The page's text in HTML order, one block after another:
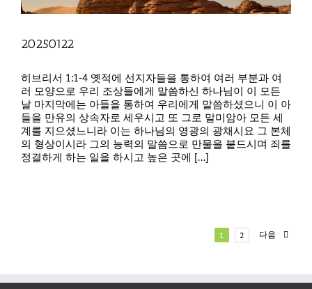
20250122
히브리서 1:1-4 옛적에 선지자들을 통하여 여러 부분과 여
러 모양으로 우리 조상들에게 말씀하신 하나님이 이 모든
날 마지막에는 아들을 통하여 우리에게 말씀하셨으니 이 아
들을 만유의 상속자로 세우시고 또 그로 말미암아 모든 세
계를 지으셨느니라 이는 하나님의 영광의 광채시요 그 본체
의 형상이시라 그의 능력의 말씀으로 만물을 붙드시며 죄를
정결하게 하는 일을 하시고 높은 곳에 [...]
1 2 다음